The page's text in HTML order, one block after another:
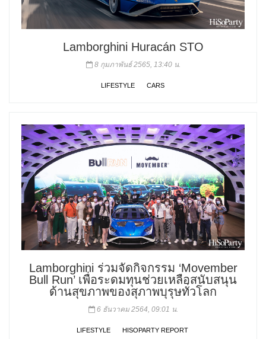
Lamborghini Huracán STO
8 กุมภาพันธ์ 2565, 13:40 น.
LIFESTYLE CARS
Lamborghini ร่วมจัดกิจกรรม ‘Movember
Bull Run’ เพื่อระดมทุนช่วยเหลือสนับสนุน
ด้านสุขภาพของสุภาพบุรุษทั่วโลก
6 ธันวาคม 2564, 09:01 น.
LIFESTYLE HISOPARTY REPORT